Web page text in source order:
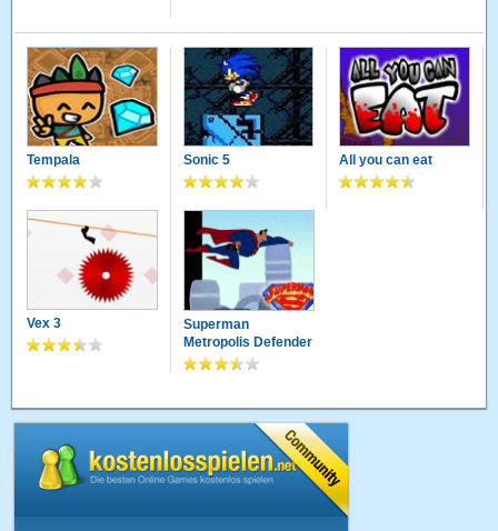
Tempala Sonic 5 All you can eat
Vex 3
Superman
Metropolis Defender